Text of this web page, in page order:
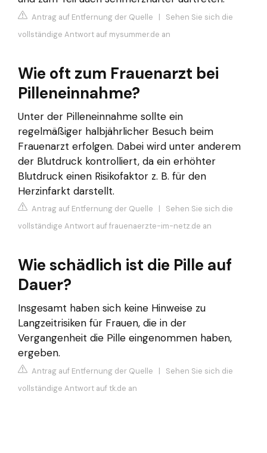
Antrag auf Entfernung der Quelle | Sehen Sie sich die
vollständige Antwort auf mysummer.de an
Wie oft zum Frauenarzt bei
Pilleneinnahme?
Unter der Pilleneinnahme sollte ein
regelmäßiger halbjährlicher Besuch beim
Frauenarzt erfolgen. Dabei wird unter anderem
der Blutdruck kontrolliert, da ein erhöhter
Blutdruck einen Risikofaktor z. B. für den
Herzinfarkt darstellt.
Antrag auf Entfernung der Quelle | Sehen Sie sich die
vollständige Antwort auf frauenaerzte-im-netz.de an
Wie schädlich ist die Pille auf
Dauer?
Insgesamt haben sich keine Hinweise zu
Langzeitrisiken für Frauen, die in der
Vergangenheit die Pille eingenommen haben,
ergeben.
Antrag auf Entfernung der Quelle | Sehen Sie sich die
vollständige Antwort auf tk.de an